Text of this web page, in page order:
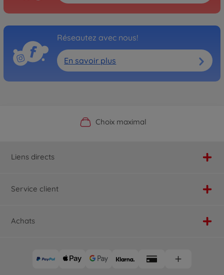
Réseautez avec nous!
En savoir plus
Boutique officielle du fabricant
Choix maximal
Service personnalisé
Livraison rapide
Liens directs
Service client
Achats